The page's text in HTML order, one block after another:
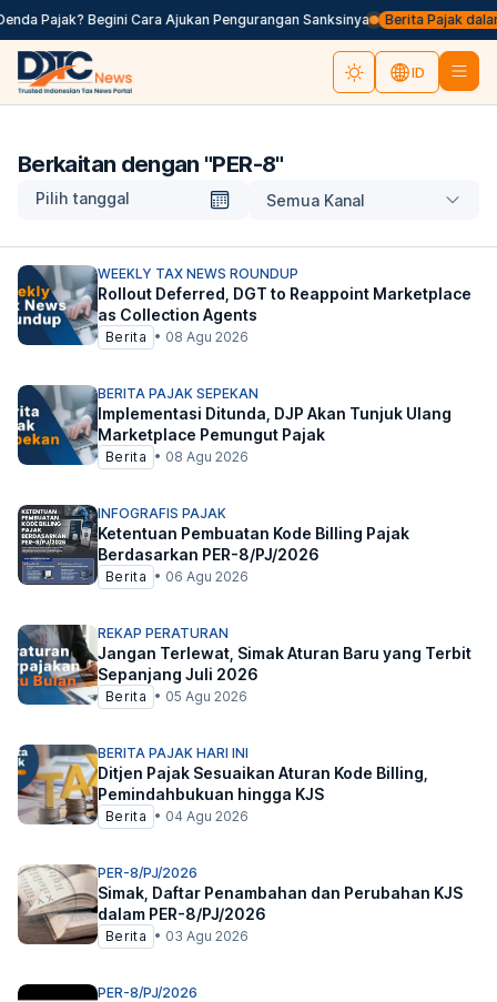
Pajak? Begini Cara Ajukan Pengurangan Sanksinya Berita Pajak
ID
Berkaitan dengan "PER-8"
Pilih tanggal Semua Kanal
WEEKLY TAX NEWS ROUNDUP
Rollout Deferred, DGT to Reappoint Marketplace
as Collection Agents
Berita • 08 Agu 2026
BERITA PAJAK SEPEKAN
Implementasi Ditunda, DJP Akan Tunjuk Ulang
Marketplace Pemungut Pajak
Berita • 08 Agu 2026
INFOGRAFIS PAJAK
Ketentuan Pembuatan Kode Billing Pajak
Berdasarkan PER-8/PJ/2026
Berita • 06 Agu 2026
REKAP PERATURAN
Jangan Terlewat, Simak Aturan Baru yang Terbit
Sepanjang Juli 2026
Berita • 05 Agu 2026
BERITA PAJAK HARI INI
Ditjen Pajak Sesuaikan Aturan Kode Billing,
Pemindahbukuan hingga KJS
Berita • 04 Agu 2026
PER-8/PJ/2026
Simak, Daftar Penambahan dan Perubahan KJS
dalam PER-8/PJ/2026
Berita • 03 Agu 2026
PER-8/PJ/2026